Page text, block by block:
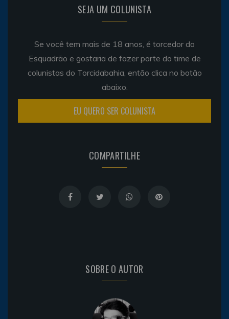
SEJA UM COLUNISTA
Se você tem mais de 18 anos, é torcedor do
Esquadrão e gostaria de fazer parte do time de
colunistas do Torcidabahia, então clica no botão
abaixo.
EU QUERO SER COLUNISTA
COMPARTILHE
SOBRE O AUTOR